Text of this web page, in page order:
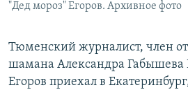
Все сайты РСЕ/РС
"Дед мороз" Егоров. Архивное фото
Тюменский журналист, член
шамана Александра Габышева
Егоров приехал в